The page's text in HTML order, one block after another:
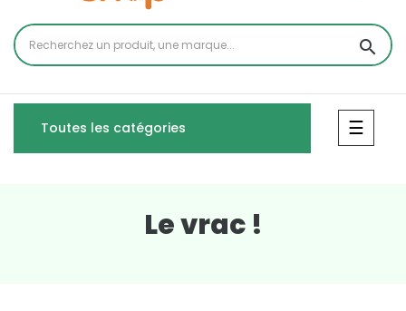
search
Toutes les catégories ☰
Le vrac !